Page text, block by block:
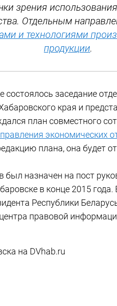
зрения
Отдельным
и технологиями
продукции.
заседание
края и
план совместного
экономических
плана, она будет
назначен на пост
в конце 2015
Республики
правовой
на DVhab.ru